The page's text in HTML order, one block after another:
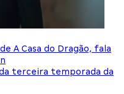
A Casa do Dragão, fala
terceira temporada da